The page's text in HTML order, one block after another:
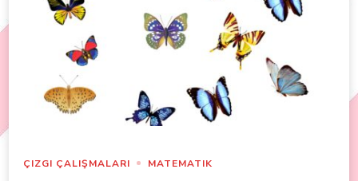
ÇIZGI ÇALIŞMALARI MATEMATIK